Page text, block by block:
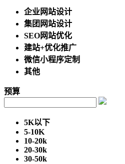
企业网站设计
集团网站设计
SEO网站优化
建站+优化推广
微信小程序定制
其他
预算
5K以下
5-10K
10-20k
20-30k
30-50k